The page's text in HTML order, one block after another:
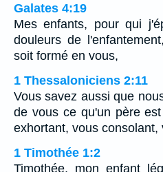
Galates 4:19
Mes enfants, pour qui
douleurs de
soit formé en vous,
1 Thessaloniciens 2:11
Vous savez aussi que
de vous ce qu'un père
exhortant, vous consolant,
1 Timothée 1:2
Timothée, mon enfant